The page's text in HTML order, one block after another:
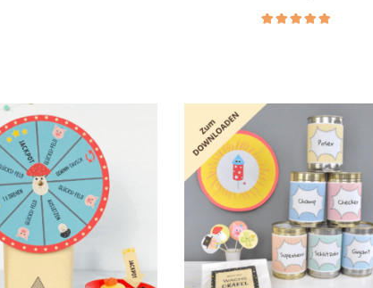
5.00
IN DEN
WARENKORB
IN DEN
WARENKORB